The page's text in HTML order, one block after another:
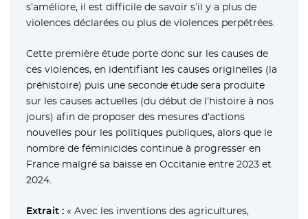
s’améliore, il est difficile de savoir s’il y a plus de
violences déclarées ou plus de violences perpétrées.
Cette première étude porte donc sur les causes de
ces violences, en identifiant les causes originelles (la
préhistoire) puis une seconde étude sera produite
sur les causes actuelles (du début de l’histoire à nos
jours) afin de proposer des mesures d’actions
nouvelles pour les politiques publiques, alors que le
nombre de féminicides continue à progresser en
France malgré sa baisse en Occitanie entre 2023 et
2024.
Extrait : « Avec les inventions des agricultures,